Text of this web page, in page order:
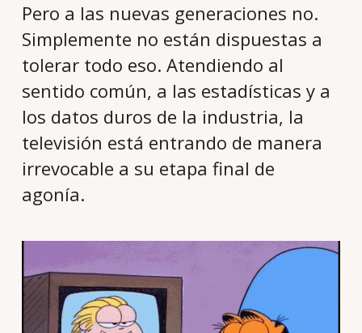
Pero a las nuevas generaciones no.
Simplemente no están dispuestas a
tolerar todo eso. Atendiendo al
sentido común, a las estadísticas y a
los datos duros de la industria, la
televisión está entrando de manera
irrevocable a su etapa final de
agonía.